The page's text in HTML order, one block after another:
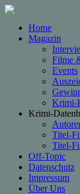
Home
Magazin
Filme
Events
Krimi-
Krimi-
Titel-
Titel-
Off-Topic
Datenschutz
Impressum
Über Uns